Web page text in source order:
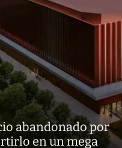
abandonado por
en un mega